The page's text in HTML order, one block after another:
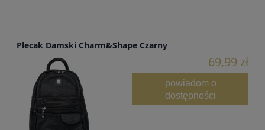
Plecak Damski Charm&Shape Czarny
69,99 zł
powiadom o
dostępności